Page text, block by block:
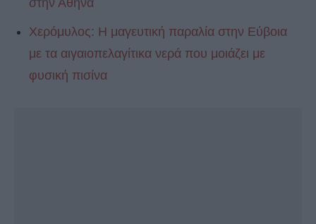
Χερόμυλος: Η μαγευτική παραλία στην Εύβοια
με τα αιγαιοπελαγίτικα νερά που μοιάζει με
φυσική πισίνα